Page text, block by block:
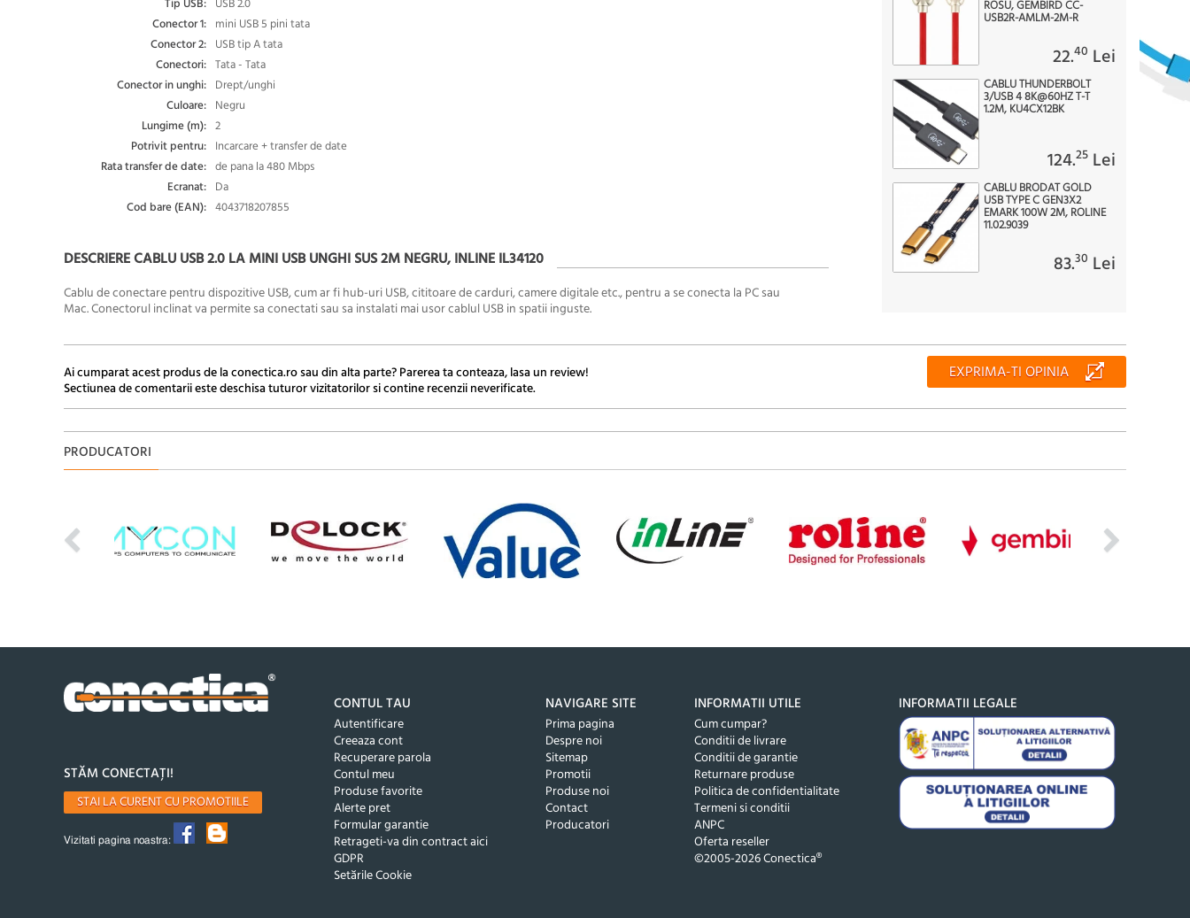
Tip USB: USB 2.0
Conector 1: mini USB 5 pini tata
Conector 2: USB tip A tata
Conectori: Tata - Tata
Conector in unghi: Drept/unghi
Culoare: Negru
Lungime (m): 2
Potrivit pentru: Incarcare + transfer de date
Rata transfer de date: de pana la 480 Mbps
Ecranat: Da
Cod bare (EAN): 4043718207855
DESCRIERE CABLU USB 2.0 LA MINI USB UNGHI SUS 2M NEGRU, INLINE IL34120
Cablu de conectare pentru dispozitive USB, cum ar fi hub-uri USB, cititoare de carduri, camere digitale etc., pentru a se conecta la PC sau
Mac.Conectorul inclinat va permite sa conectati sau sa instalati mai usor cablul USB in spatii inguste.
ROSU, GEMBIRD CC-
USB2R-AMLM-2M-R
22.40 Lei
CABLU THUNDERBOLT
3/USB 4 8K@60HZ T-T
1.2M, KU4CX12BK
124.25 Lei
CABLU BRODAT GOLD
USB TYPE C GEN3X2
EMARK 100W 2M, ROLINE
11.02.9039
83.30 Lei
Ai cumparat acest produs de la conectica.ro sau din alta parte? Parerea ta conteaza, lasa un review!
Sectiunea de comentarii este deschisa tuturor vizitatorilor si contine recenzii neverificate.
EXPRIMA-TI OPINIA
PRODUCATORI
STĂM CONECTAȚI!
STAI LA CURENT CU PROMOTIILE
Vizitati pagina noastra:
CONTUL TAU
Autentificare
Creeaza cont
Recuperare parola
Contul meu
Produse favorite
Alerte pret
Formular garantie
Retrageti-va din contract aici
GDPR
Setările Cookie
NAVIGARE SITE
Prima pagina
Despre noi
Sitemap
Promotii
Produse noi
Contact
Producatori
INFORMATII UTILE
Cum cumpar?
Conditii de livrare
Conditii de garantie
Returnare produse
Politica de confidentialitate
Termeni si conditii
ANPC
Oferta reseller
©2005-2026 Conectica®
INFORMATII LEGALE